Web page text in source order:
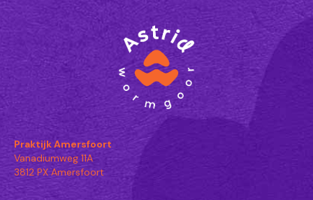
Praktijk Amersfoort
Vanadiumweg 11A
3812 PX Amersfoort